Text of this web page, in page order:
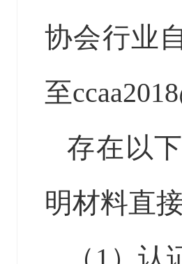
协会行业
至
存在以
明材料直